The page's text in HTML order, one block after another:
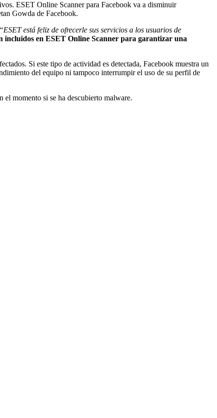
ESET Online Scanner para Facebook va a disminuir
Gowda de Facebook.
ESET está feliz de ofrecerle sus servicios a los usuarios de
incluidos en ESET Online Scanner para garantizar una
Si este tipo de actividad es detectada, Facebook muestra un
del equipo ni tampoco interrumpir el uso de su perfil de
el momento si se ha descubierto malware.